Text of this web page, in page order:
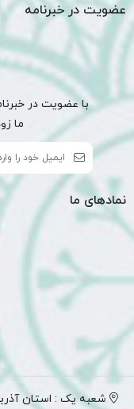
عضویت در خبرنامه
با عضویت در
ما
نمادهای ما
شعبه یک : استان